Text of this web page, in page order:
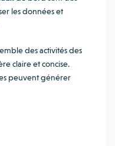
les données et
des activités des
claire et concise.
peuvent générer